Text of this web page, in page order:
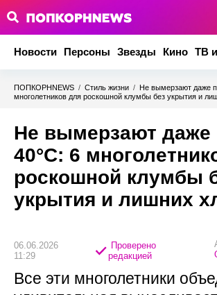
Новости Персоны Звезды Кино ТВ
ПОПКОРНNEWS / Стиль жизни / Не вымерзают даже
многолетников для роскошной клумбы без укрытия и
Не вымерзают даже
40°C: 6
роскошной клумбы
укрытия и лишних
06.06.2026
11:29
Проверено
редакцией
Все эти многолетники